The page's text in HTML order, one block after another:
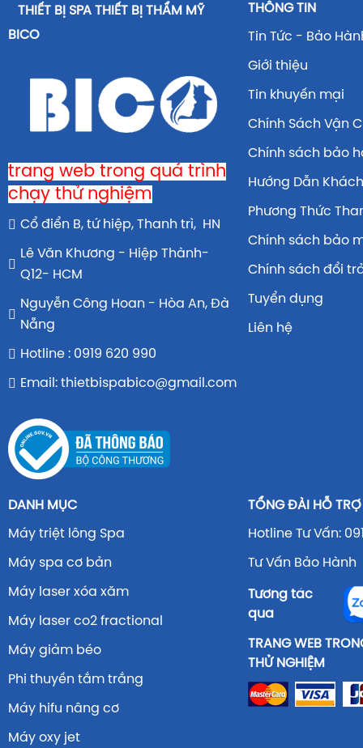
THIẾT BỊ SPA THIẾT BỊ THẨM MỸ
BICO
trang web trong quá trình
chạy thử nghiệm
Cổ điển B, tứ hiệp, Thanh trì, HN
Lê Văn Khương - Hiệp Thành-
Q12- HCM
Nguyễn Công Hoan - Hòa An, Đà
Nẵng
Hotline : 0919 620 990
Email: thietbispabico@gmail.com
THÔNG TIN
Tin Tức - Bảo
Giới thiệu
Tin khuyến mại
Chính Sách Vận
Chính sách bảo
Hướng Dẫn
Phương Thức
Chính sách bảo
Chính sách đổi
Tuyển dụng
Liên hệ
DANH MỤC
Máy triệt lông Spa
Máy spa cơ bản
Máy laser xóa xăm
Máy laser co2 fractional
Máy giảm béo
Phi thuyền tắm trắng
Máy hifu nâng cơ
Máy oxy jet
TỔNG ĐÀI HỖ TRỢ
Hotline Tư Vấn:
Tư Vấn Bảo Hành
Tương tác
qua
TRANG WEB
THỬ NGHIỆM